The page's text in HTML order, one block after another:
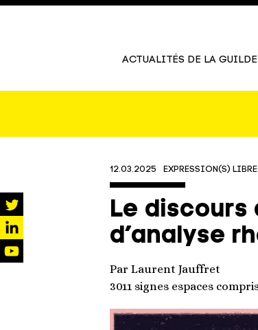
ACTUALITÉS DE LA GUILDE
12.03.2025 EXPRESSION(S)
Le discours
d’analyse
Par Laurent Jauffret
3011 signes espaces
twitter
linkedin